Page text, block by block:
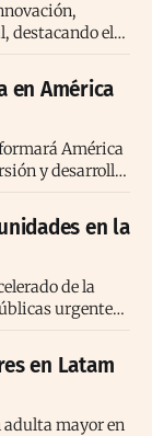
destacando el
en América
y desarrollo
en la
de la
urgentes
en Latam
adulta mayor en